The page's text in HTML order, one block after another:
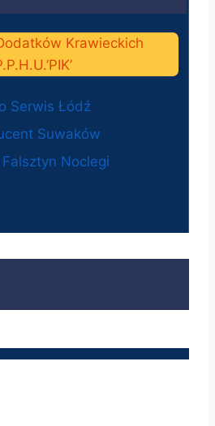
Krawieckich
Serwis Łódź
Suwaków
Noclegi